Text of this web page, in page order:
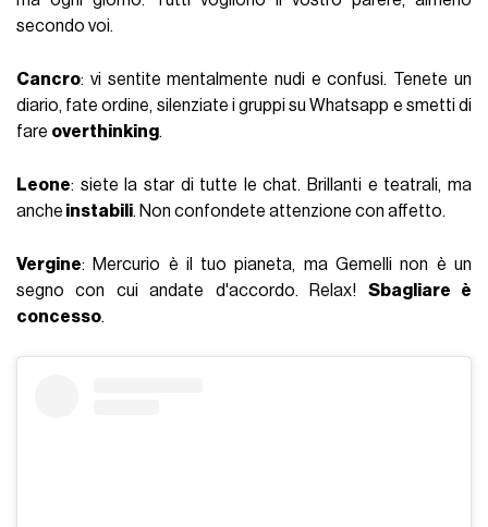
secondo voi.
Cancro: vi sentite mentalmente nudi e confusi. Tenete un
diario, fate ordine, silenziate i gruppi su Whatsapp e smetti di
fare overthinking.
Leone: siete la star di tutte le chat. Brillanti e teatrali, ma
anche instabili. Non confondete attenzione con affetto.
Vergine: Mercurio è il tuo pianeta, ma Gemelli non è un
segno con cui andate d'accordo. Relax! Sbagliare è
concesso.